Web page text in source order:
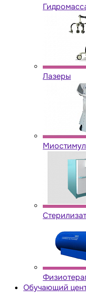
Лазеры
Обучающий